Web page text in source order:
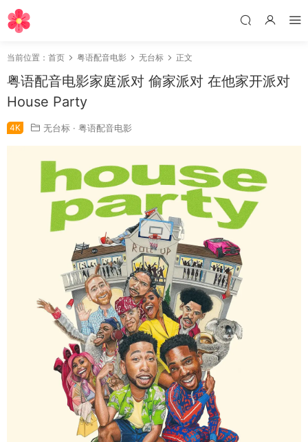
当前位置： 首页 粤语配音电影 无台标 正文
粤语配音电影家庭派对 偷家派对 在他家开派对
House Party
4K 无台标 · 粤语配音电影